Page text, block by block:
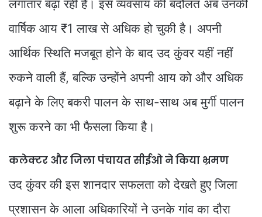
लगातार बढ़ा रही हैं। इस व्यवसाय की बदौलत अब उनकी
वार्षिक आय ₹1 लाख से अधिक हो चुकी है। अपनी
आर्थिक स्थिति मजबूत होने के बाद उद कुंवर यहीं नहीं
रुकने वाली हैं, बल्कि उन्होंने अपनी आय को और अधिक
बढ़ाने के लिए बकरी पालन के साथ-साथ अब मुर्गी पालन
शुरू करने का भी फैसला किया है।
कलेक्टर और जिला पंचायत सीईओ ने किया भ्रमण
उद कुंवर की इस शानदार सफलता को देखते हुए जिला
प्रशासन के आला अधिकारियों ने उनके गांव का दौरा